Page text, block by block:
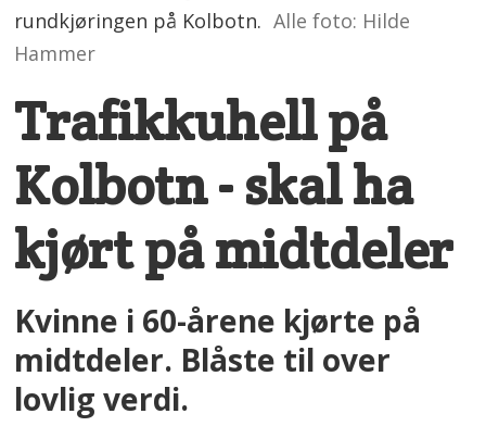
rundkjøringen på Kolbotn. Alle foto: Hilde
Hammer
Trafikkuhell på
Kolbotn - skal ha
kjørt på midtdeler
Kvinne i 60-årene kjørte på
midtdeler. Blåste til over
lovlig verdi.